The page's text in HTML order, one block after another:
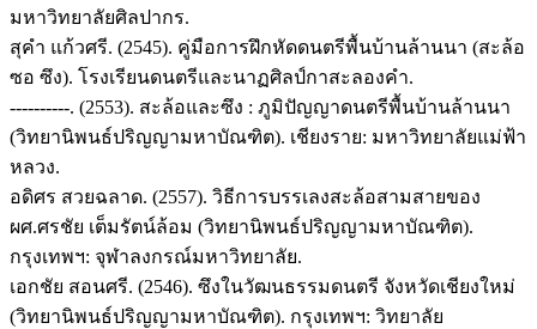
มหาวิทยาลัยศิลปากร.
สุคำ แก้วศรี. (2545). คู่มือการฝึกหัดดนตรีพื้นบ้านล้านนา (สะล้อ
ซอ ซึง). โรงเรียนดนตรีและนาฏศิลป์กาสะลองคำ.
----------. (2553). สะล้อและซึง : ภูมิปัญญาดนตรีพื้นบ้านล้านนา
(วิทยานิพนธ์ปริญญามหาบัณฑิต). เชียงราย: มหาวิทยาลัยแม่ฟ้า
หลวง.
อดิศร สวยฉลาด. (2557). วิธีการบรรเลงสะล้อสามสายของ
ผศ.ศรชัย เต็มรัตน์ล้อม (วิทยานิพนธ์ปริญญามหาบัณฑิต).
กรุงเทพฯ: จุฬาลงกรณ์มหาวิทยาลัย.
เอกชัย สอนศรี. (2546). ซึงในวัฒนธรรมดนตรี จังหวัดเชียงใหม่
(วิทยานิพนธ์ปริญญามหาบัณฑิต). กรุงเทพฯ: วิทยาลัย